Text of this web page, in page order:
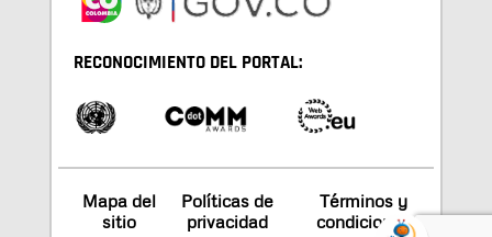
RECONOCIMIENTO DEL PORTAL:
Mapa del
sitio
Políticas de
privacidad
Términos y
condiciones